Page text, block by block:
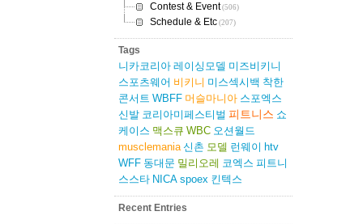
Contest & Event(506)
Schedule & Etc(207)
Tags
니카코리아 레이싱모델 미즈비키니
스포츠웨어 비키니 미스섹시백 착한
콘서트 WBFF 머슬마니아 스포엑스
신발 코리아미페스티벌 피트니스 쇼
케이스 맥스큐 WBC 오션월드
musclemania 신촌 모델 런웨이 htv
WFF 동대문 밀리오레 코엑스 피트니
스스타 NICA spoex 킨텍스
Recent Entries